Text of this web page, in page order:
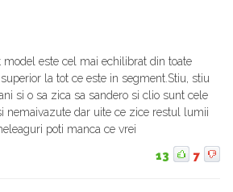
model este cel mai echilibrat din toate
la tot ce este in segment.Stiu, stiu
si o sa zica sa sandero si clio sunt cele
nemaivazute dar uite ce zice restul lumii
poti manca ce vrei
13 7